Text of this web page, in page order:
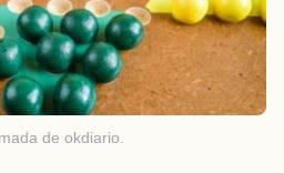
de okdiario.